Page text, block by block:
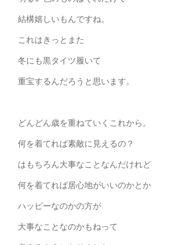
結構嬉しいもんですね。
これはきっとまた
冬にも黒タイツ履いて
重宝するんだろうと思います。
どんどん歳を重ねていくこれから。
何を着てれば素敵に見えるの？
はもちろん大事なことなんだけれど
何を着てれば居心地がいいのかとか
ハッピーなのかの方が
大事なことなのかもねって